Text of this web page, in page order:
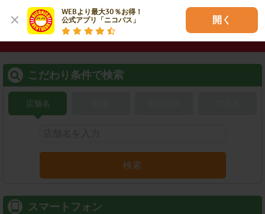
WEBより最大30％お得！
公式アプリ「ニコパス」
開く
こだわり条件で検索
店舗名
検索
スマートフォン